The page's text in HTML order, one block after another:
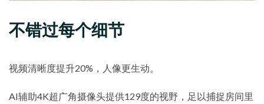
不错过每个细节
视频清晰度提升20%，人像更生动。
AI辅助4K超广角摄像头提供129度的视野，足以捕捉房间里